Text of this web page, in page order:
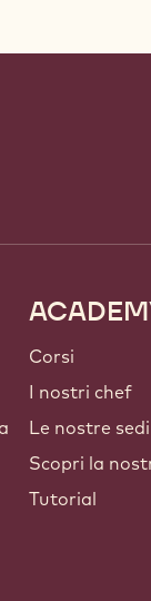
ACADEMY
Corsi
I nostri chef